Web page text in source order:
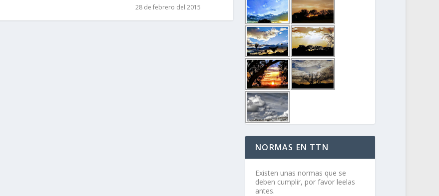
28 de febrero del 2015
NORMAS EN TTN
Existen unas normas que se
deben cumplir, por favor leelas
antes.